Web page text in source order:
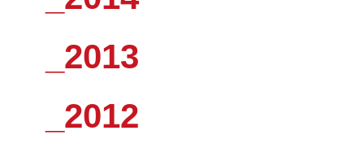
_2013
_2012